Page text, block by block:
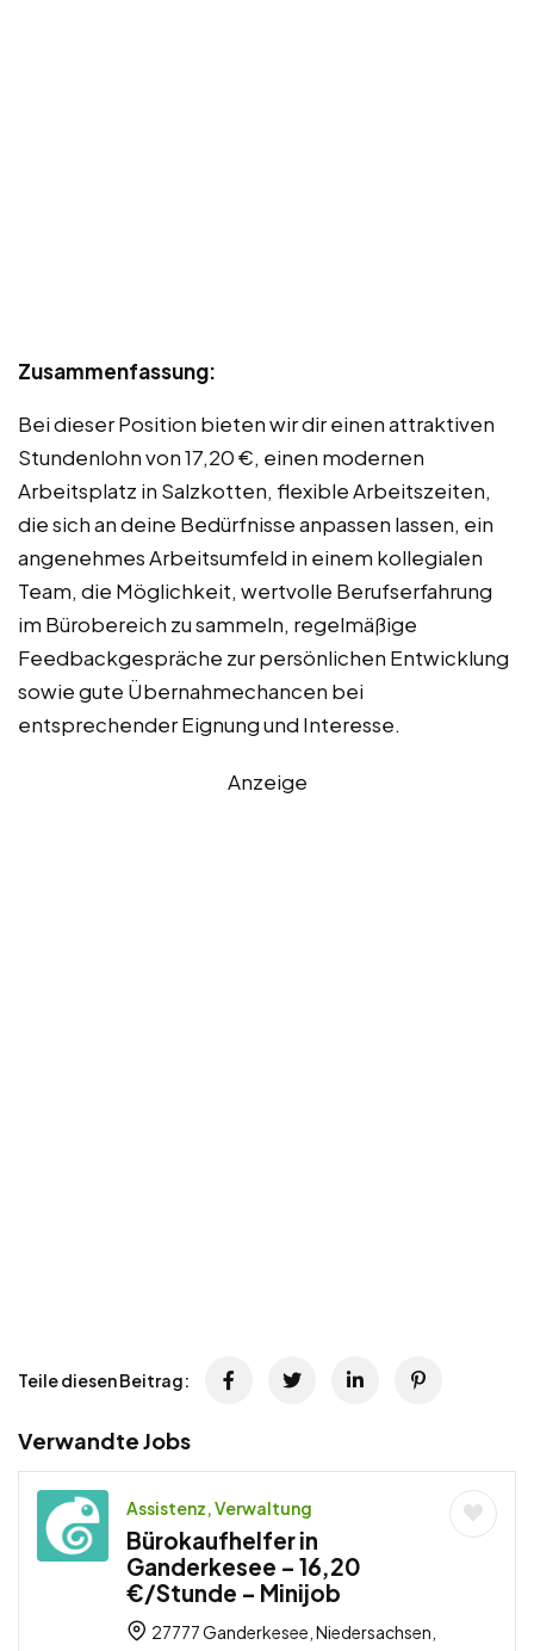
Zusammenfassung:
Bei dieser Position bieten wir dir einen attraktiven
Stundenlohn von 17,20 €, einen modernen
Arbeitsplatz in Salzkotten, flexible Arbeitszeiten,
die sich an deine Bedürfnisse anpassen lassen, ein
angenehmes Arbeitsumfeld in einem kollegialen
Team, die Möglichkeit, wertvolle Berufserfahrung
im Bürobereich zu sammeln, regelmäßige
Feedbackgespräche zur persönlichen Entwicklung
sowie gute Übernahmechancen bei
entsprechender Eignung und Interesse.
Anzeige
Teile diesen Beitrag:
Verwandte Jobs
Assistenz, Verwaltung
Bürokaufhelfer in
Ganderkesee – 16,20
€/Stunde – Minijob
27777 Ganderkesee, Niedersachsen,